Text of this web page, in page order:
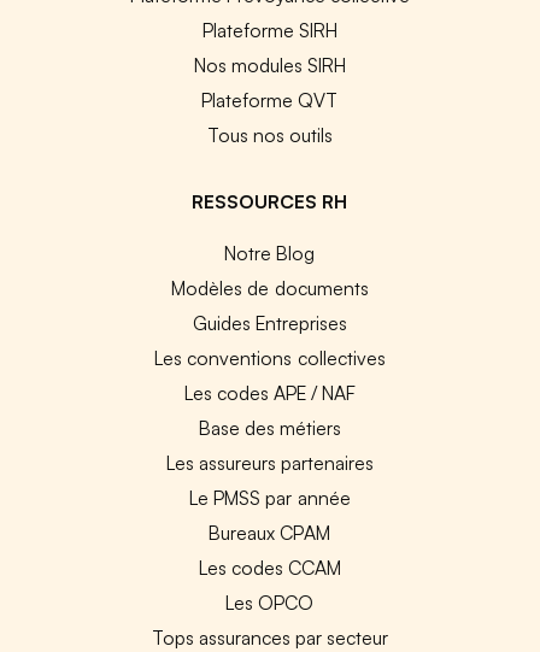
Plateforme SIRH
Nos modules SIRH
Plateforme QVT
Tous nos outils
RESSOURCES RH
Notre Blog
Modèles de documents
Guides Entreprises
Les conventions collectives
Les codes APE / NAF
Base des métiers
Les assureurs partenaires
Le PMSS par année
Bureaux CPAM
Les codes CCAM
Les OPCO
Tops assurances par secteur